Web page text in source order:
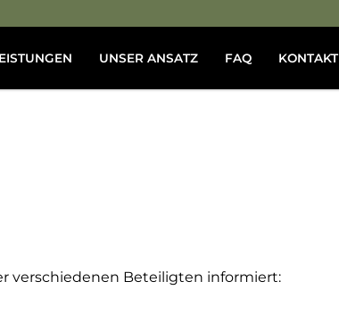
UNSER ANSATZ FAQ KONTAKT
verschiedenen Beteiligten informiert: